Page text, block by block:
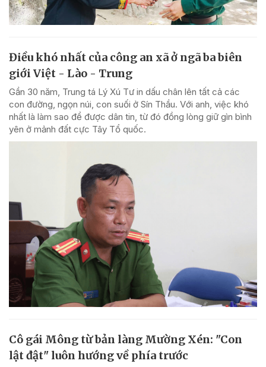
Điều khó nhất của công an xã ở ngã ba biên
giới Việt - Lào - Trung
Gần 30 năm, Trung tá Lý Xú Tư in dấu chân lên tất cả các
con đường, ngọn núi, con suối ở Sín Thầu. Với anh, việc khó
nhất là làm sao để được dân tin, từ đó đồng lòng giữ gìn bình
yên ở mảnh đất cực Tây Tổ quốc.
Cô gái Mông từ bản làng Mường Xén: "Con
lật đật" luôn hướng về phía trước